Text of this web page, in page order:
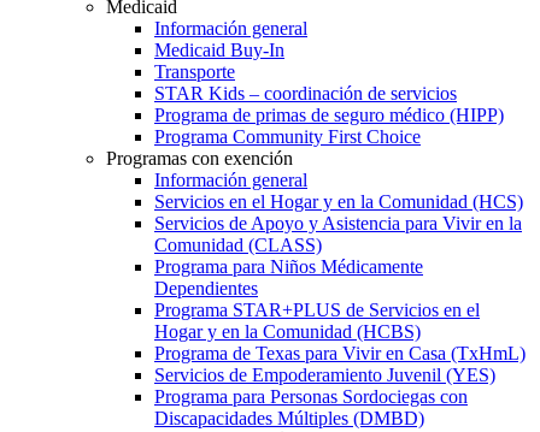
Medicaid
Información general
Medicaid Buy-In
Transporte
STAR Kids – coordinación de servicios
Programa de primas de seguro médico (HIPP)
Programa Community First Choice
Programas con exención
Información general
Servicios en el Hogar y en la Comunidad (HCS)
Servicios de Apoyo y Asistencia para Vivir en la
Comunidad (CLASS)
Programa para Niños Médicamente
Dependientes
Programa STAR+PLUS de Servicios en el
Hogar y en la Comunidad (HCBS)
Programa de Texas para Vivir en Casa (TxHmL)
Servicios de Empoderamiento Juvenil (YES)
Programa para Personas Sordociegas con
Discapacidades Múltiples (DMBD)